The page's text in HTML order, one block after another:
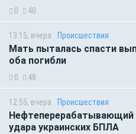
0 40
13:15, вчера Происшествия
Мать пыталась спасти
оба погибли
0 48
12:55, вчера Происшествия
Нефтеперерабатывающий
удара украинских БПЛА